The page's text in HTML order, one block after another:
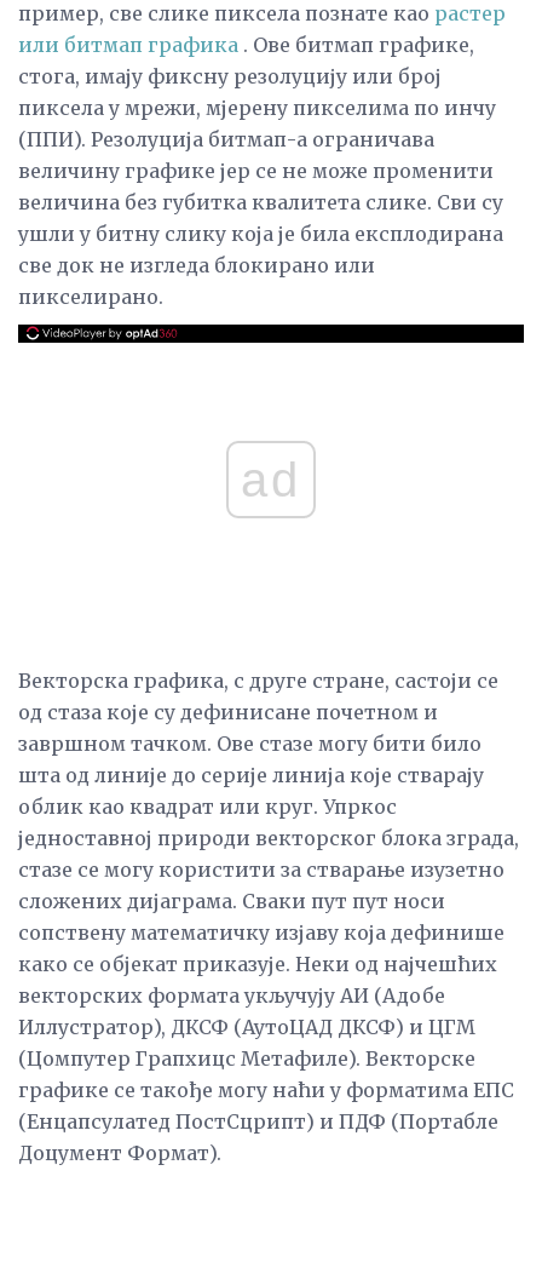
пример, све слике пиксела познате као растер
или битмап графика . Ове битмап графике,
стога, имају фиксну резолуцију или број
пиксела у мрежи, мјерену пикселима по инчу
(ППИ). Резолуција битмап-а ограничава
величину графике јер се не може променити
величина без губитка квалитета слике. Сви су
ушли у битну слику која је била експлодирана
све док не изгледа блокирано или
пикселирано.
ad
Векторска графика, с друге стране, састоји се
од стаза које су дефинисане почетном и
завршном тачком. Ове стазе могу бити било
шта од линије до серије линија које стварају
облик као квадрат или круг. Упркос
једноставној природи векторског блока зграда,
стазе се могу користити за стварање изузетно
сложених дијаграма. Сваки пут пут носи
сопствену математичку изјаву која дефинише
како се објекат приказује. Неки од најчешћих
векторских формата укључују АИ (Адобе
Иллустратор), ДКСФ (АутоЦАД ДКСФ) и ЦГМ
(Цомпутер Грапхицс Метафиле). Векторске
графике се такође могу наћи у форматима ЕПС
(Енцапсулатед ПостСцрипт) и ПДФ (Портабле
Доцумент Формат).